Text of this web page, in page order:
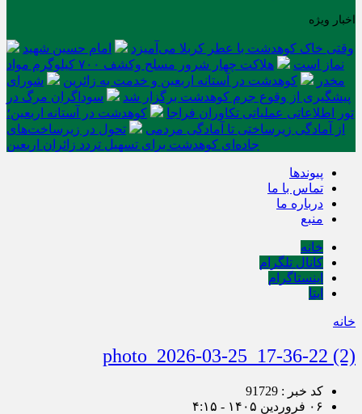
اخبار ویژه
وقتی خاک کوهدشت با عطر کربلا می‌آمیزد
امام حسین شهید
نماز است
هلاکت چهار شرور مسلح وکشف ۷۰۰ کیلوگرم مواد
مخدر
کوهدشت در آستانه اربعین و خدمت‌ به زائرین
شورای
پیشگیری از وقوع جرم کوهدشت برگزار شد
سوداگران مرگ در
تور اطلاعاتی عملیاتی تکاوران فراجا
کوهدشت در آستانه اربعین؛
از آمادگی زیرساختی تا آمادگی مردمی
تحول در زیرساخت‌های
جاده‌ای کوهدشت برای تسهیل تردد زائران اربعین
پیوندها
تماس با ما
درباره ما
منبع
خانه
کانال تلگرام
اینستاگرام
ایتا
خانه
photo_2026-03-25_17-36-22 (2)
کد خبر : 91729
۰۶ فروردین ۱۴۰۵ - ۴:۱۵